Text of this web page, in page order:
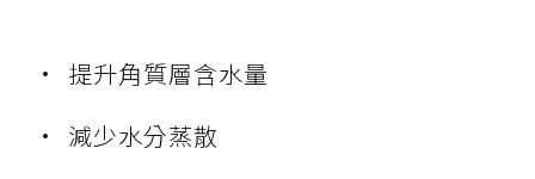
提升角質層含水量
減少水分蒸散